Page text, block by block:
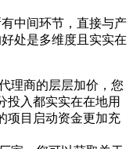
中间环节，直接与产
处是多维度且实实在
理商的层层加价，您
投入都实实在在地用
项目启动资金更加充